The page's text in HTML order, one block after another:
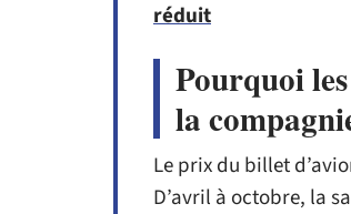
réduit
Pourquoi
la
Le prix du billet
D’avril à octobre, la